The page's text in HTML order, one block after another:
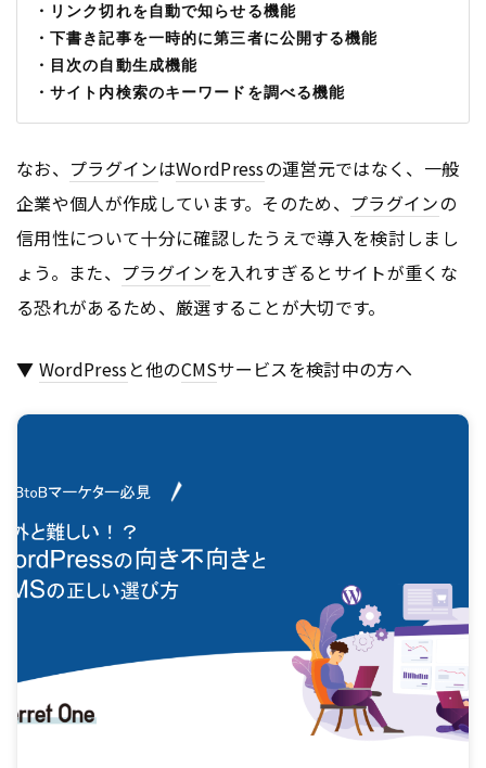
・リンク切れを自動で知らせる機能
・下書き記事を一時的に第三者に公開する機能
・目次の自動生成機能
・サイト内検索のキーワードを調べる機能
なお、 プラグインはWordPressの運営元ではなく、一般
企業や個人が作成しています。そのため、 プラグインの
信用性について十分に確認したうえで導入を検討しまし
ょう。また、 プラグインを入れすぎるとサイトが重くな
る恐れがあるため、厳選することが大切です。
▼ WordPressと他のCMSサービスを検討中の方へ